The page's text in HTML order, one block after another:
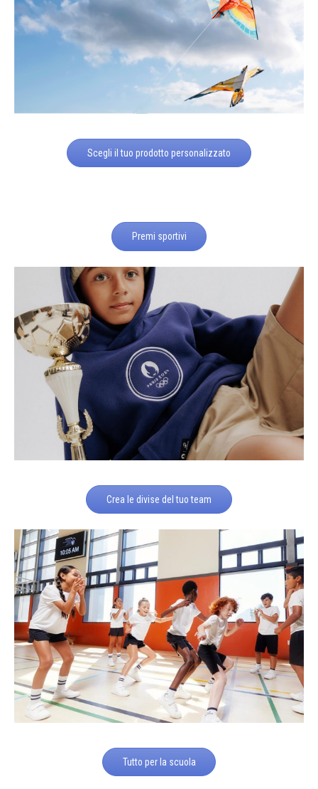
Scegli il tuo prodotto personalizzato
Premi sportivi
Crea le divise del tuo team
Tutto per la scuola